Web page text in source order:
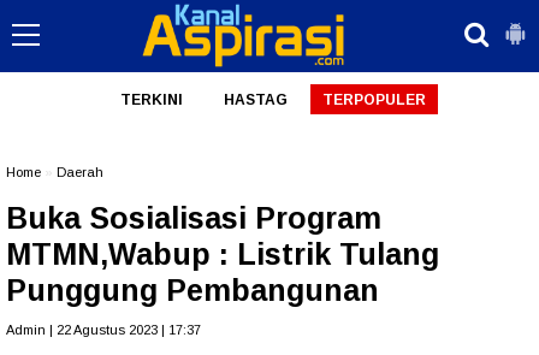
TERKINI HASTAG TERPOPULER
Home Daerah
Buka Sosialisasi Program
MTMN,Wabup : Listrik Tulang
Punggung Pembangunan
Admin | 22 Agustus 2023 | 17:37